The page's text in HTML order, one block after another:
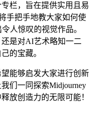
栏，旨在提供实用且易
手把手地教大家如何使
人惊叹的视觉作品。
是对AI艺术略知一二
的宝藏。
能够启发大家进行创新
们一同探索Midjourney
放创造力的无限可能！